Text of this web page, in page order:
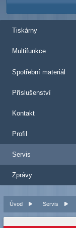
Tiskárny
Multifunkce
Spotřební materiál
Příslušenství
Kontakt
Profil
Servis
Zprávy
Úvod Servis